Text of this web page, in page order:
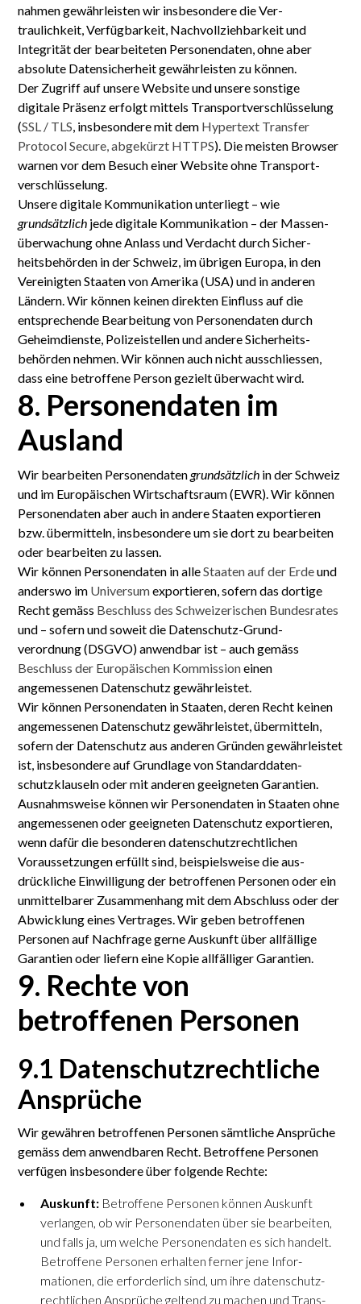
nahmen gewähr­leisten wir insbesondere die Ver­
traulichkeit, Ver­fügbarkeit, Nach­vollzieh­barkeit und
Integrität der bearbeiteten Personen­daten, ohne aber
absolute Daten­sicherheit gewährleisten zu können.
Der Zugriff auf unsere Website und unsere sonstige
digitale Präsenz erfolgt mittels Transport­verschlüsselung
(SSL / TLS, insbesondere mit dem Hypertext Transfer
Protocol Secure, abgekürzt HTTPS). Die meisten Browser
warnen vor dem Besuch einer Website ohne Transport­
verschlüsselung.
Unsere digitale Kommunikation unterliegt – wie
grundsätzlich jede digitale Kommunikation – der Massen­
überwachung ohne Anlass und Verdacht durch Sicher­
heitsbehörden in der Schweiz, im übrigen Europa, in den
Vereinigten Staaten von Amerika (USA) und in anderen
Ländern. Wir können keinen direkten Einfluss auf die
entsprechende Bearbeitung von Personen­daten durch
Geheim­dienste, Polizei­stellen und andere Sicherheits­
behörden nehmen. Wir können auch nicht ausschliessen,
dass eine betroffene Person gezielt überwacht wird.
8. Personen­daten im
Ausland
Wir bearbeiten Personen­datengrundsätzlich in der Schweiz
und im Euro­päischen Wirtschafts­raum (EWR). Wir können
Personen­daten aber auch in andere Staaten exportieren
bzw. übermitteln, insbesondere um sie dort zu bear­beiten
oder bear­beiten zu lassen.
Wir können Personen­daten in alleStaaten auf der Erdeund
anderswo im Universumexportieren, sofern das dortige
Recht gemäss Beschluss des Schwei­zerischen Bundesrates
und – sofern und soweit die Daten­schutz-Grund­
verordnung (DSGVO) anwendbar ist – auch gemäss
Beschluss der Euro­päischen Kommissioneinen
angemessenen Daten­schutz gewährleistet.
Wir können Personen­daten in Staaten, deren Recht keinen
angemessenen Daten­schutz gewähr­leistet, über­mitteln,
sofern der Daten­schutz aus anderen Gründen gewährleistet
ist, insbesondere auf Grund­lage von Standard­daten­
schutzklauseln oder mit anderen geeigneten Garantien.
Ausnahms­weise können wir Personen­daten in Staaten ohne
angemessenen oder geeigneten Daten­schutz exportieren,
wenn dafür die besonderen daten­schutz­rechtlichen
Voraus­setzungen erfüllt sind, beispiels­weise die aus­
drückliche Ein­willigung der betroffenen Personen oder ein
unmittelbarer Zusammen­hang mit dem Abschluss oder der
Abwicklung eines Vertrages. Wir geben betroffenen
Personen auf Nachfrage gerne Aus­kunft über all­fällige
Garantien oder liefern eine Kopie all­fälliger Garantien.
9. Rechte von
betroffenen Personen
9.1 Daten­schutz­rechtliche
Ansprüche
Wir gewähren betroffenen Personen sämt­liche Ansprüche
gemäss dem anwendbaren Recht. Betroffene Personen
verfügen insbesondere über folgende Rechte:
Auskunft: Betroffene Personen können Auskunft
verlangen, ob wir Personen­daten über sie bearbeiten,
und falls ja, um welche Personen­daten es sich handelt.
Betroffene Personen erhalten ferner jene Infor­
mationen, die erforder­lich sind, um ihre daten­schutz­
rechtlichen Ansprüche geltend zu machen und Trans­